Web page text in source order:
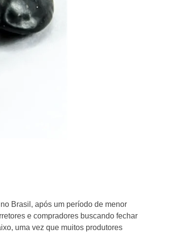
Brasil, após um período de menor
e compradores buscando fechar
uma vez que muitos produtores